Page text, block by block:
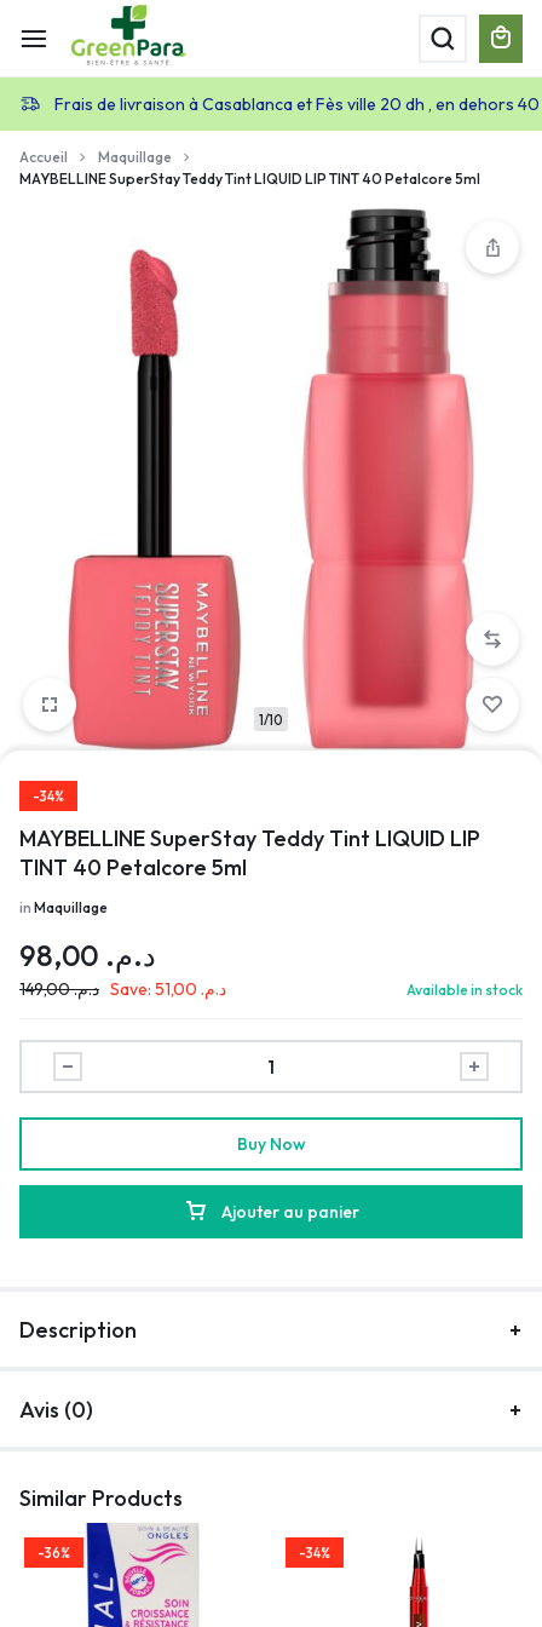
Frais de livraison à Casablanca et Fès ville 20 dh , en dehors
Accueil
Maquillage
MAYBELLINE SuperStay Teddy Tint LIQUID LIP TINT 40 Petalcore 5ml
1/10
-34%
MAYBELLINE SuperStay Teddy Tint LIQUID LIP
TINT 40 Petalcore 5ml
in Maquillage
د.م.
د.م.149,00 Save: د.م. Available in stock
Ajouter au panier
Buy Now
Description
Avis (0)
Similar Products
-36% -34%